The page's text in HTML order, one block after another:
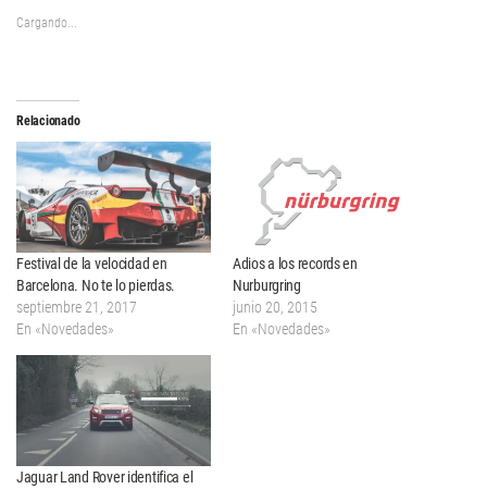
Cargando...
Relacionado
Festival de la velocidad en
Barcelona. No te lo pierdas.
septiembre 21, 2017
En «Novedades»
Adios a los records en
Nurburgring
junio 20, 2015
En «Novedades»
Jaguar Land Rover identifica el